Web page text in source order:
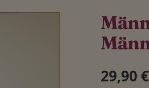
Regulärer
29,90 €